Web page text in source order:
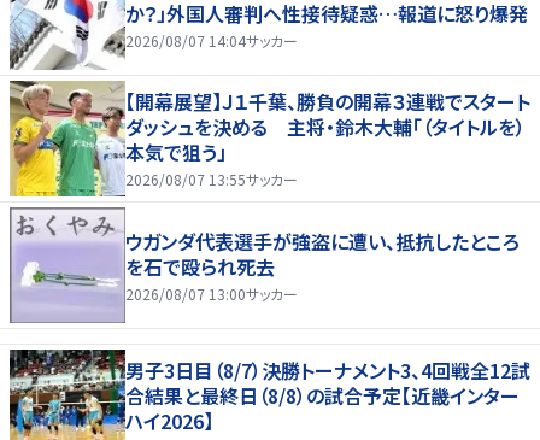
か？」外国人審判へ性接待疑惑…報道に怒り爆発
2026/08/07 14:04サッカー
【開幕展望】Ｊ１千葉、勝負の開幕３連戦でスタート
ダッシュを決める 主将・鈴木大輔「（タイトルを）
本気で狙う」
2026/08/07 13:55サッカー
ウガンダ代表選手が強盗に遭い、抵抗したところ
を石で殴られ死去
2026/08/07 13:00サッカー
男子3日目（8/7）決勝トーナメント3、4回戦全12試
合結果と最終日（8/8）の試合予定【近畿インター
ハイ2026】